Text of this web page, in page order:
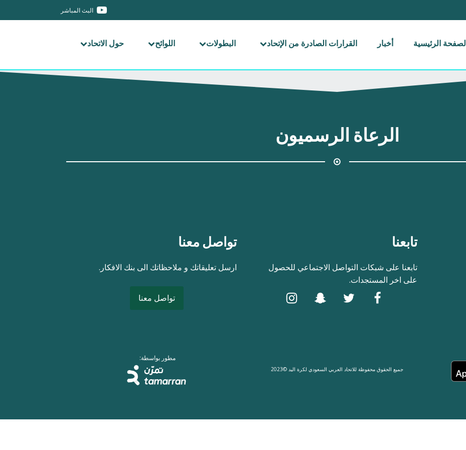
البث المباشر
الصفحة الرئيسية أخبار القرارات الصادرة من الإتحاد البطولات اللوائح حول الاتحاد
الرعاة الرسميون
تابعنا
تابعنا على شبكات التواصل الاجتماعي للحصول
على اخر المستجدات.
تواصل معنا
ارسل تعليقاتك و ملاحظاتك الى بنك الافكار.
تواصل معنا
جميع الحقوق محفوظة للاتحاد العربي السعودي لكرة اليد ©2023
مطور بواسطة: